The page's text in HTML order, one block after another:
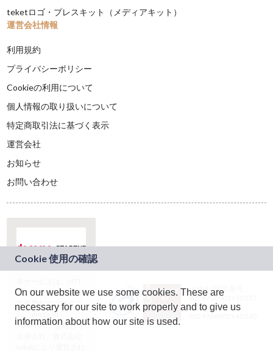
teketロゴ・プレスキット（メディアキット）
運営会社情報
利用規約
プライバシーポリシー
Cookieの利用について
個人情報の取り扱いについて
特定商取引法に基づく表示
運営会社
お知らせ
お問い合わせ
ドコモグループの新
規事業創出プログラ
ム「docomo
STARTUP」を通じて
JASRAC許諾番号：
9024936001Y45037
JASRAC許諾番号：
On our website we use some cookies. These are
necessary for our site to work properly and to give us
information about how our site is used.